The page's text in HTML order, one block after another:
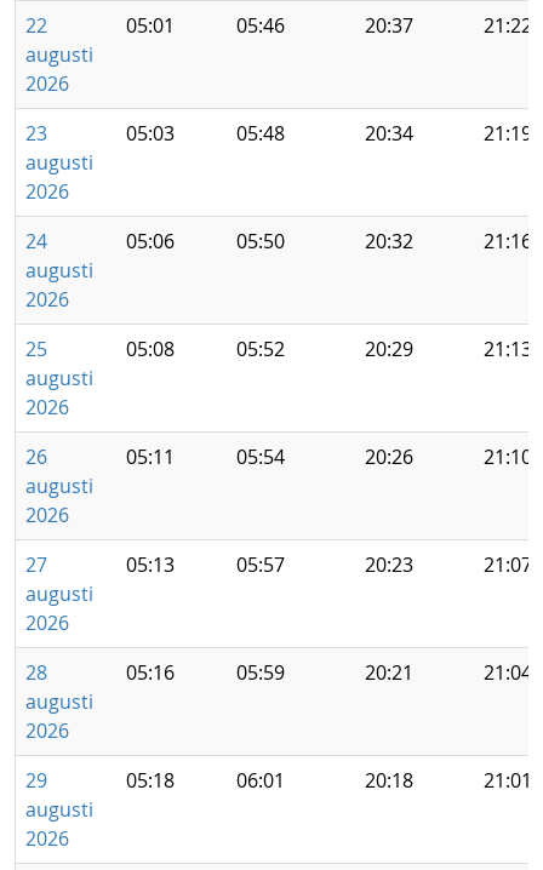
22
augusti
2026
05:01 05:46 20:37 21:22
23
augusti
2026
05:03 05:48 20:34 21:19
24
augusti
2026
05:06 05:50 20:32 21:16
25
augusti
2026
05:08 05:52 20:29 21:13
26
augusti
2026
05:11 05:54 20:26 21:10
27
augusti
2026
05:13 05:57 20:23 21:07
28
augusti
2026
05:16 05:59 20:21 21:04
29
augusti
2026
05:18 06:01 20:18 21:01